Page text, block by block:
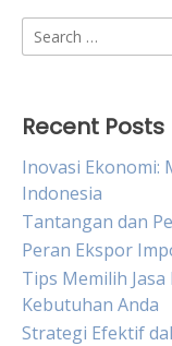
Search
for:
Recent Posts
Inovasi Ekonomi:
Indonesia
Tantangan dan
Peran Ekspor
Tips Memilih
Kebutuhan Anda
Strategi Efektif